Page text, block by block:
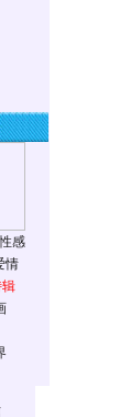
感
情